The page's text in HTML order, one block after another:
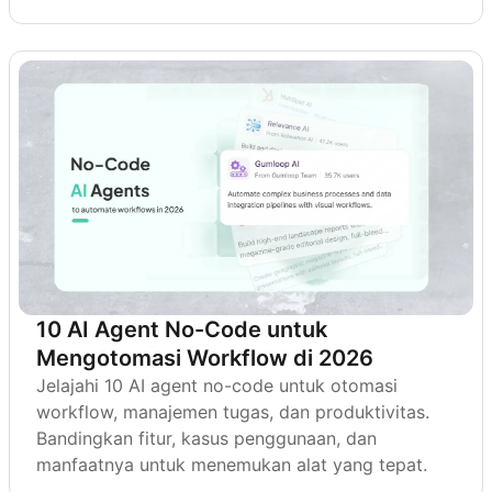
10 AI Agent No-Code untuk
Mengotomasi Workflow di 2026
Jelajahi 10 AI agent no-code untuk otomasi
workflow, manajemen tugas, dan produktivitas.
Bandingkan fitur, kasus penggunaan, dan
manfaatnya untuk menemukan alat yang tepat.